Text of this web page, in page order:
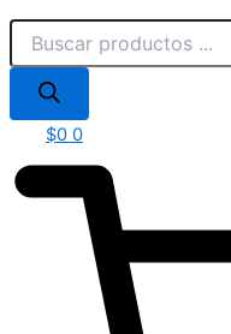
$0 0